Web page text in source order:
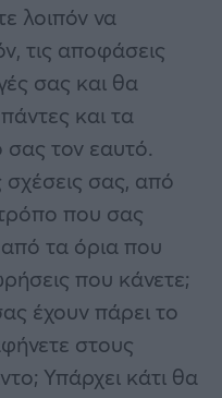
λοιπόν να
τις αποφάσεις
σας και θα
και τα
σας τον εαυτό.
σχέσεις σας, από
που σας
από τα όρια που
που κάνετε;
έχουν πάρει το
στους
Υπάρχει κάτι θα